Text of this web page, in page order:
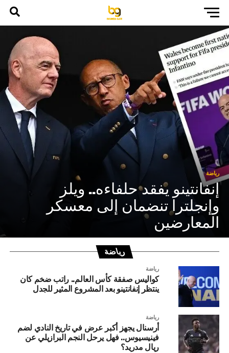
رياضة
إنفانتينو يفقد حلفاءه.. ويلز
وإنجلترا تنضمان إلى معسكر
المعارضين
رياضة
رياضة
كواليس صفقة كأس العالم.. راتب ضخم كان
ينتظر إنفانتينو بعد المشروع المثير للجدل
رياضة
أرسنال يجهز أكبر عرض في تاريخ النادي لضم
فينيسيوس.. فهل يرحل النجم البرازيلي عن
ريال مدريد؟